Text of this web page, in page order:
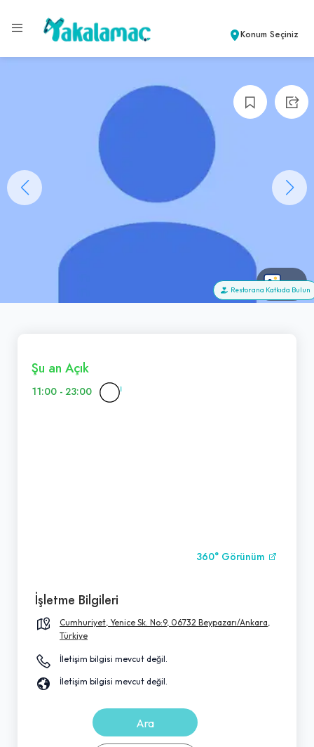
Konum Seçiniz
+7
Restorana Katkıda Bulun
Şu an Açık
11:00 - 23:00
360° Görünüm
İşletme Bilgileri
Cumhuriyet, Yenice Sk. No:9, 06732 Beypazarı/Ankara,
Türkiye
İletişim bilgisi mevcut değil.
İletişim bilgisi mevcut değil.
Ara